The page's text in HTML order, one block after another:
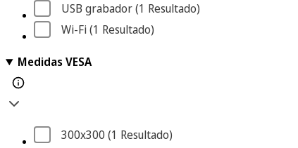
USB grabador (1 Resultado)
Wi-Fi (1 Resultado)
Medidas VESA
300x300 (1 Resultado)